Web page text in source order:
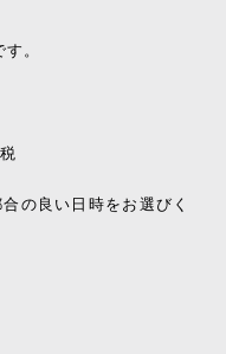
。
合の良い日時をお選びく